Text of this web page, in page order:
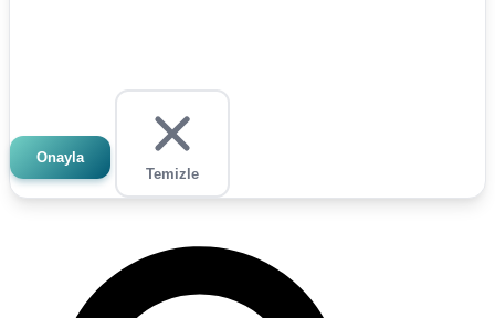
Onayla
Temizle